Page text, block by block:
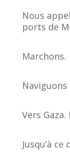
Nous
ports de
Marchons.
Naviguons
Vers
Jusqu’à